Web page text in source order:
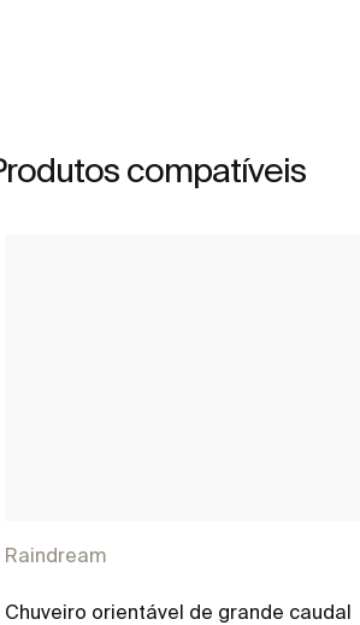
compatíveis
Raindream
Chuveiro orientável de grande caudal